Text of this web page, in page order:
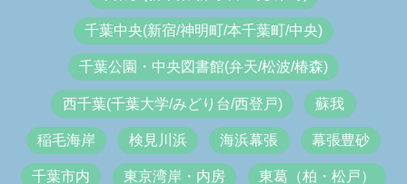
千葉中央(新宿/神明町/本千葉町/中央)
千葉公園・中央図書館(弁天/松波/椿森)
西千葉(千葉大学/みどり台/西登戸) 蘇我
稲毛海岸 検見川浜 海浜幕張 幕張豊砂
千葉市内 東京湾岸・内房 東葛（柏・松戸）